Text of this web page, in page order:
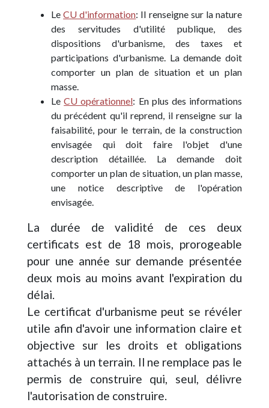
LeCU d'information: Il renseigne sur la nature
des servitudes d'utilité publique, des
dispositions d'urbanisme, des taxes et
participations d'urbanisme. La demande doit
comporter un plan de situation et un plan
masse.
LeCU opérationnel: En plus des informations
du précédent qu'il reprend, il renseigne sur la
faisabilité, pour le terrain, de la construction
envisagée qui doit faire l'objet d'une
description détaillée. La demande doit
comporter un plan de situation, un plan masse,
une notice descriptive de l'opération
envisagée.
La durée de validité de ces deux
certificats est de 18 mois, prorogeable
pour une année sur demande présentée
deux mois au moins avant l'expiration du
délai.
Le certificat d'urbanisme peut se révéler
utile afin d'avoir une information claire et
objective sur les droits et obligations
attachés à un terrain. Il ne remplace pas le
permis de construire qui, seul, délivre
l'autorisation de construire.